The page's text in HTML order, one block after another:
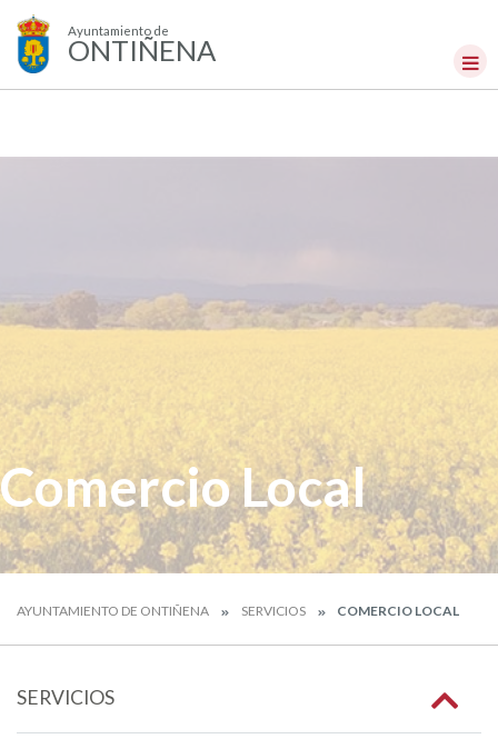
Ayuntamiento de
ONTIÑENA
Comercio Local
AYUNTAMIENTO DE ONTIÑENA SERVICIOS COMERCIO LOCAL
SERVICIOS